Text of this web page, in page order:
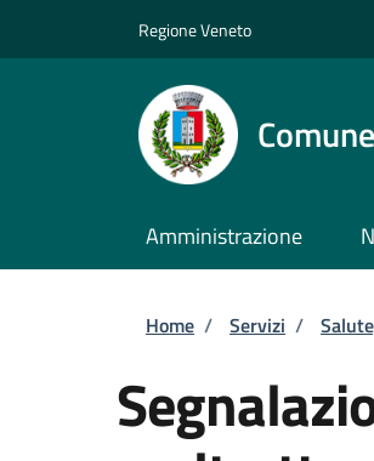
Regione Veneto
Amministrazione
Briciole di
Home / Servizi /